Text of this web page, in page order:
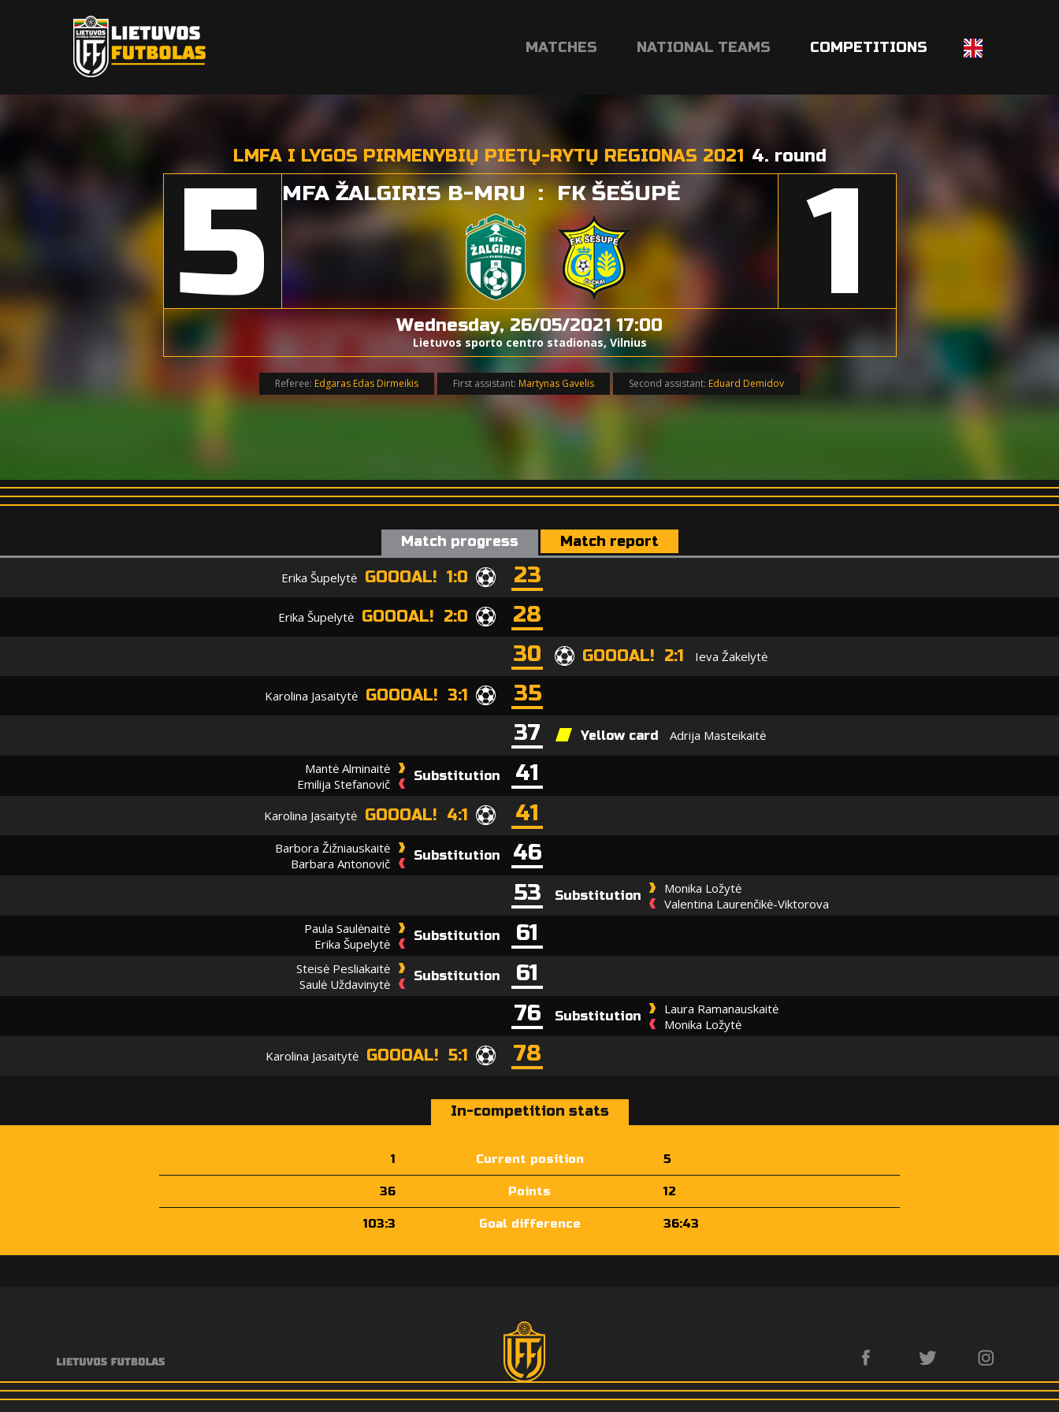
MATCHES NATIONAL TEAMS COMPETITIONS
LMFA I LYGOS PIRMENYBIŲ PIETŲ-RYTŲ REGIONAS 2021 4. round
5 MFA ŽALGIRIS B-MRU : FK ŠEŠUPĖ 1
Wednesday, 26/05/2021 17:00
Lietuvos sporto centro stadionas, Vilnius
Referee: Edgaras Edas Dirmeikis First assistant: Martynas Gavelis Second assistant: Eduard Demidov
Match progress Match report
Erika Šupelytė GOOOAL! 1:0 23
Erika Šupelytė GOOOAL! 2:0
28
30
GOOOAL! 2:1 Ieva Žakelytė
Karolina Jasaitytė GOOOAL! 3:1
35
37
Yellow card Adrija Masteikaitė
Mantė Alminaitė
Emilija Stefanovič
Substitution 41
Karolina Jasaitytė GOOOAL! 4:1 41
Barbora Žižniauskaitė
Barbara Antonovič
Substitution
46
53
Substitution
Monika Ložytė
Valentina Laurenčikė-Viktorova
Paula Saulėnaitė
Erika Šupelytė
Substitution 61
Steisė Pesliakaitė
Saulė Uždavinytė
Substitution
61
76
Substitution
Laura Ramanauskaitė
Monika Ložytė
Karolina Jasaitytė GOOOAL! 5:1 78
In-competition stats
1 Current position 5
36 Points 12
103:3 Goal difference 36:43